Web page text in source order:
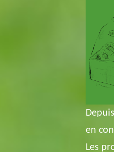
en
Les